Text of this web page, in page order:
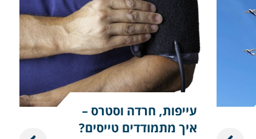
עייפות, חרדה וסטרס –
איך מתמודדים טייסים?